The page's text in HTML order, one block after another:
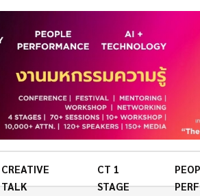
CREATIVE
TALK
CT 1
STAGE